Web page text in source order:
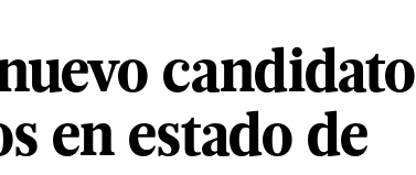
candidato
en estado de